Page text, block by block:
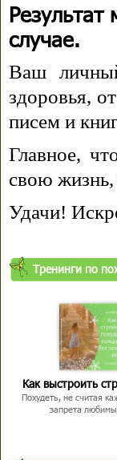
случае.
Ваш
здоровья,
писем и
Главное,
свою жизнь,
Удачи!
Тренинги по
Как выстроить
Похудеть, не считая
запрета